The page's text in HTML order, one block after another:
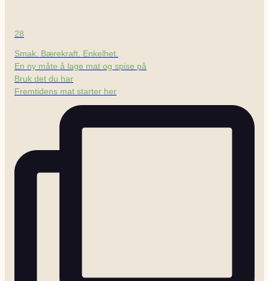
28
Smak. Bærekraft. Enkelhet.
En ny måte å lage mat og spise på
Bruk det du har
Fremtidens mat starter her